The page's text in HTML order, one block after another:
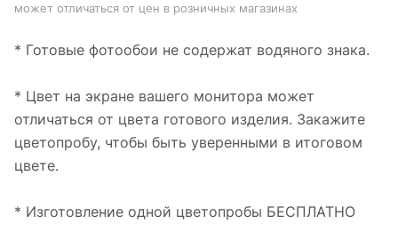
может отличаться от цен в розничных магазинах
* Готовые фотообои не содержат водяного знака.
* Цвет на экране вашего монитора может
отличаться от цвета готового изделия. Закажите
цветопробу, чтобы быть уверенными в итоговом
цвете.
* Изготовление одной цветопробы БЕСПЛАТНО